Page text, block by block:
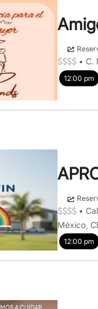
• C.
12:00 pm
•
México,
12:00 pm